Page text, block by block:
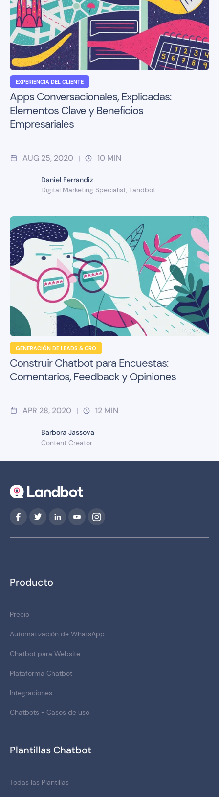
EXPERIENCIA DEL CLIENTE
Apps Conversacionales, Explicadas:
Elementos Clave y Beneficios
Empresariales
AUG 25, 2020 | 10 MIN
Daniel Ferrandiz
Digital Marketing Specialist, Landbot
GENERACIÓN DE LEADS & CRO
Construir Chatbot para Encuestas:
Comentarios, Feedback y Opiniones
APR 28, 2020 | 12 MIN
Barbora Jassova
Content Creator
Producto
Precio
Automatización de WhatsApp
Chatbot para Website
Plataforma Chatbot
Integraciones
Chatbots - Casos de uso
Plantillas Chatbot
Todas las Plantillas